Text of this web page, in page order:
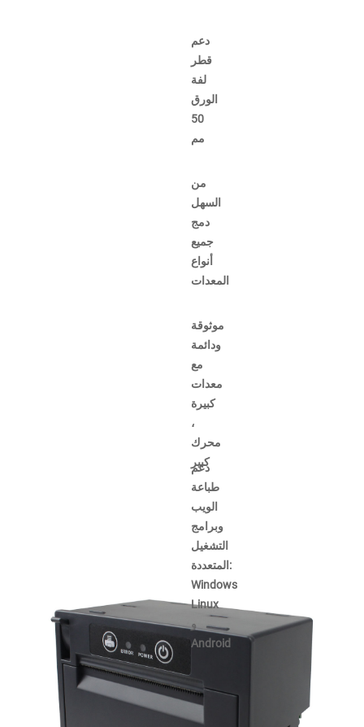
دعم
قطر
لفة
الورق
50
مم
من
السهل
دمج
جميع
أنواع
المعدات
موثوقة
ودائمة
مع
معدات
كبيرة
،
محرك
كبير
دعم
طباعة
الويب
وبرامج
التشغيل
المتعددة:
Windows
Linux
و
Android